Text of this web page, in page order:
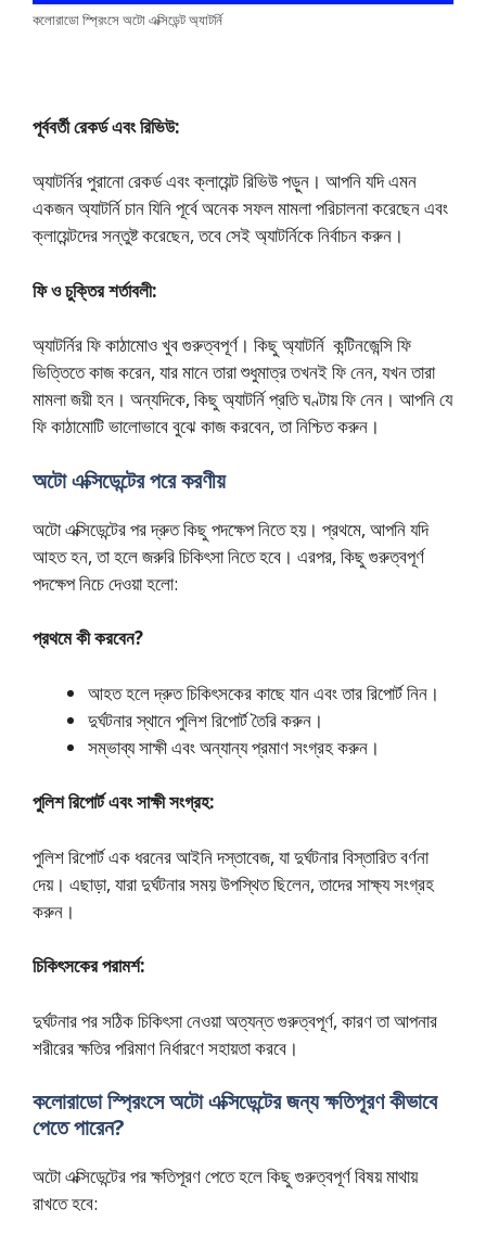
কলোরাডো স্প্রিংসে অটো এক্সিডেন্ট অ্যাটর্নি
পূর্ববর্তী রেকর্ড এবং রিভিউ:
অ্যাটর্নির পুরানো রেকর্ড এবং ক্লায়েন্ট রিভিউ পড়ুন। আপনি যদি এমন
একজন অ্যাটর্নি চান যিনি পূর্বে অনেক সফল মামলা পরিচালনা করেছেন এবং
ক্লায়েন্টদের সন্তুষ্ট করেছেন, তবে সেই অ্যাটর্নিকে নির্বাচন করুন।
ফি ও চুক্তির শর্তাবলী:
অ্যাটর্নির ফি কাঠামোও খুব গুরুত্বপূর্ণ। কিছু অ্যাটর্নি কন্টিনজেন্সি ফি
ভিত্তিতে কাজ করেন, যার মানে তারা শুধুমাত্র তখনই ফি নেন, যখন তারা
মামলা জয়ী হন। অন্যদিকে, কিছু অ্যাটর্নি প্রতি ঘণ্টায় ফি নেন। আপনি যে
ফি কাঠামোটি ভালোভাবে বুঝে কাজ করবেন, তা নিশ্চিত করুন।
অটো এক্সিডেন্টের পরে করণীয়
অটো এক্সিডেন্টের পর দ্রুত কিছু পদক্ষেপ নিতে হয়। প্রথমে, আপনি যদি
আহত হন, তা হলে জরুরি চিকিৎসা নিতে হবে। এরপর, কিছু গুরুত্বপূর্ণ
পদক্ষেপ নিচে দেওয়া হলো:
প্রথমে কী করবেন?
আহত হলে দ্রুত চিকিৎসকের কাছে যান এবং তার রিপোর্ট নিন।
দুর্ঘটনার স্থানে পুলিশ রিপোর্ট তৈরি করুন।
সম্ভাব্য সাক্ষী এবং অন্যান্য প্রমাণ সংগ্রহ করুন।
পুলিশ রিপোর্ট এবং সাক্ষী সংগ্রহ:
পুলিশ রিপোর্ট এক ধরনের আইনি দস্তাবেজ, যা দুর্ঘটনার বিস্তারিত বর্ণনা
দেয়। এছাড়া, যারা দুর্ঘটনার সময় উপস্থিত ছিলেন, তাদের সাক্ষ্য সংগ্রহ
করুন।
চিকিৎসকের পরামর্শ:
দুর্ঘটনার পর সঠিক চিকিৎসা নেওয়া অত্যন্ত গুরুত্বপূর্ণ, কারণ তা আপনার
শরীরের ক্ষতির পরিমাণ নির্ধারণে সহায়তা করবে।
কলোরাডো স্প্রিংসে অটো এক্সিডেন্টের জন্য ক্ষতিপূরণ কীভাবে
পেতে পারেন?
অটো এক্সিডেন্টের পর ক্ষতিপূরণ পেতে হলে কিছু গুরুত্বপূর্ণ বিষয় মাথায়
রাখতে হবে: